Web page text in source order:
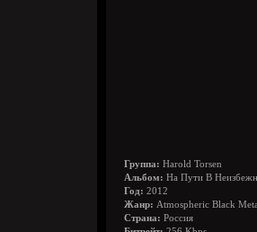
Группа: Harold Torsen
Альбом: На Пути В
Год: 2012
Жанр: Atmospheric Black
Страна: Россия